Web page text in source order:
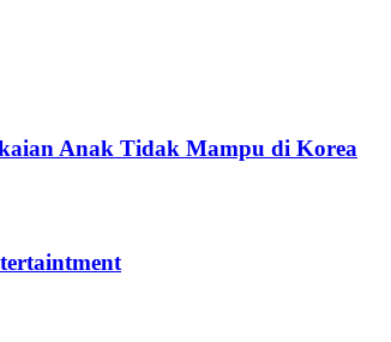
Anak Tidak Mampu di Korea